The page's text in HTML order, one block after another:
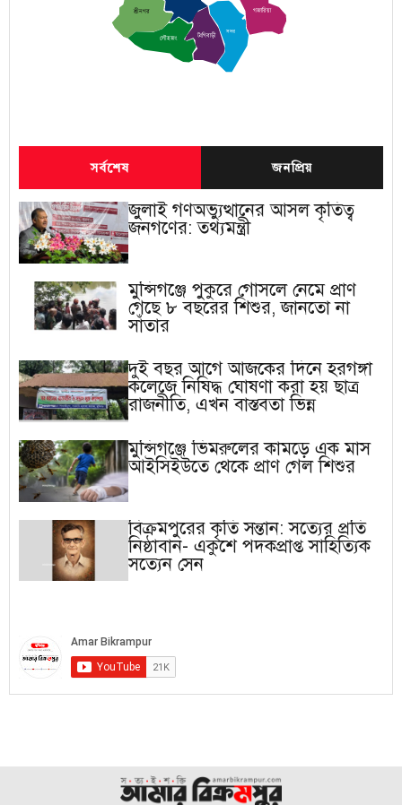
শ্রীনগর
টংগিবাড়ী
সদর
গজারিয়া
লৌহজং
সর্বশেষ জনপ্রিয়
জুলাই গণঅভ্যুত্থানের আসল কৃতিত্ব
জনগণের: তথ্যমন্ত্রী
মুন্সিগঞ্জে পুকুরে গোসলে নেমে প্রাণ
গেছে ৮ বছরের শিশুর, জানতো না
সাঁতার
দুই বছর আগে আজকের দিনে হরগঙ্গা
কলেজে নিষিদ্ধ ঘোষণা করা হয় ছাত্র
রাজনীতি, এখন বাস্তবতা ভিন্ন
মুন্সিগঞ্জে ভিমরুলের কামড়ে এক মাস
আইসিইউতে থেকে প্রাণ গেল শিশুর
বিক্রমপুরের কৃতি সন্তান: সত্যের প্রতি
নিষ্ঠাবান- একুশে পদকপ্রাপ্ত সাহিত্যিক
সত্যেন সেন